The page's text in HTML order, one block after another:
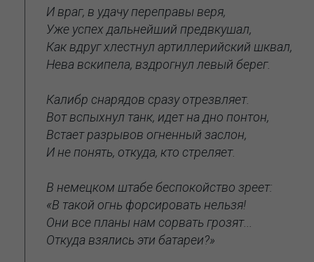
И враг, в удачу переправы веря,
Уже успех дальнейший предвкушал,
Как вдруг хлестнул артиллерийский шквал,
Нева вскипела, вздрогнул левый берег.
Калибр снарядов сразу отрезвляет.
Вот вспыхнул танк, идет на дно понтон,
Встает разрывов огненный заслон,
И не понять, откуда, кто стреляет.
В немецком штабе беспокойство зреет:
«В такой огнь форсировать нельзя!
Они все планы нам сорвать грозят...
Откуда взялись эти батареи?»